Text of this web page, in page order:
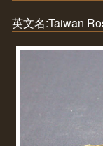
英文名:Taiwan